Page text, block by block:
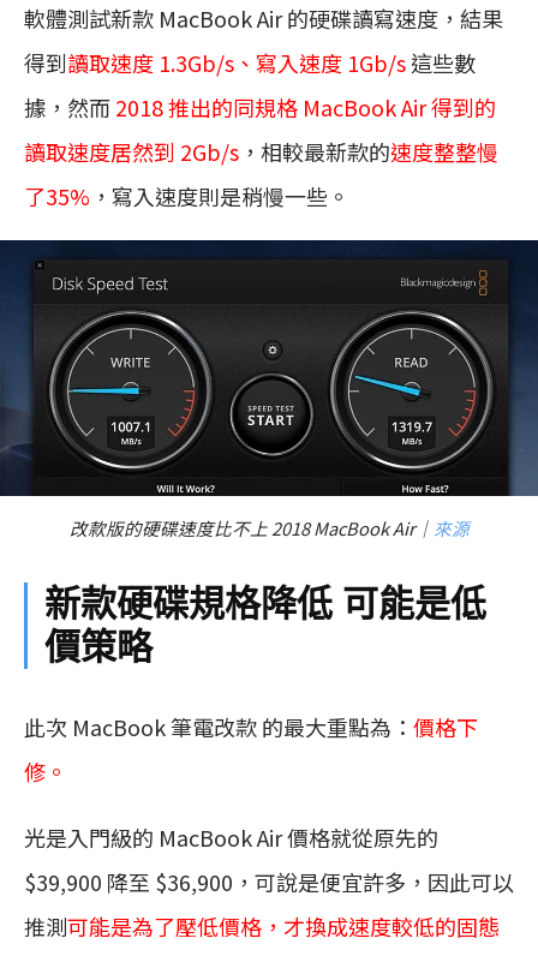
軟體測試新款 MacBook Air 的硬碟讀寫速度，結果
得到讀取速度 1.3Gb/s、寫入速度 1Gb/s這些數
據，然而2018 推出的同規格 MacBook Air 得到的
讀取速度居然到 2Gb/s ，相較最新款的速度整整慢
了35% ，寫入速度則是稍慢一些。
改款版的硬碟速度比不上 2018 MacBook Air｜ 來源
新款硬碟規格降低 可能是低
價策略
此次 MacBook 筆電改款 的最大重點為： 價格下
修。
光是入門級的 MacBook Air 價格就從原先的
$39,900 降至 $36,900，可說是便宜許多，因此可以
推測可能是為了壓低價格，才換成速度較低的固態